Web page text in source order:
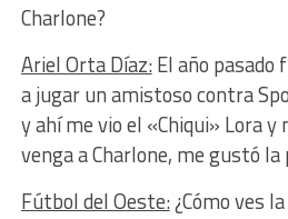
Charlone?
Ariel Orta Díaz:El año pasado
a jugar un amistoso contra
y ahí me vio el «Chiqui» Lora
venga a Charlone, me gustó
Fútbol del Oeste:¿Cómo ves